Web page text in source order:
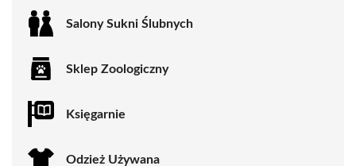
Salony Sukni Ślubnych
Sklep Zoologiczny
Księgarnie
Odzież Używana